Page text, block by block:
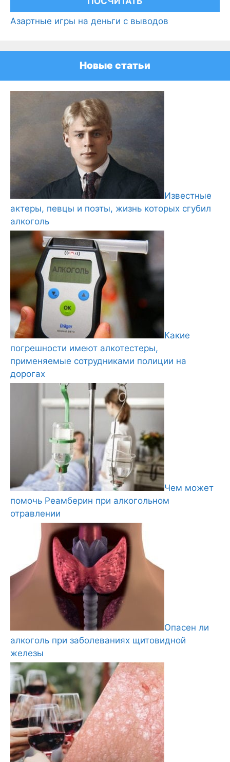
Азартные игры на деньги с выводов
Новые статьи
Известные
актеры, певцы и поэты, жизнь которых сгубил
алкоголь
Какие
погрешности имеют алкотестеры,
применяемые сотрудниками полиции на
дорогах
Чем может
помочь Реамберин при алкогольном
отравлении
Опасен ли
алкоголь при заболеваниях щитовидной
железы